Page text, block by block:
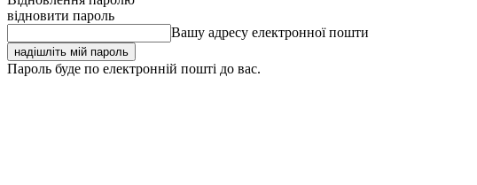
відновити пароль
Вашу адресу електронної пошти
Пароль буде по електронній пошті до вас.